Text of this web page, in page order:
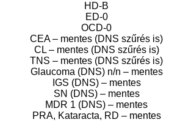
HD-B
ED-0
OCD-0
CEA – mentes (DNS szűrés is)
CL – mentes (DNS szűrés is)
TNS – mentes (DNS szűrés is)
Glaucoma (DNS) n/n – mentes
IGS (DNS) – mentes
SN (DNS) – mentes
MDR 1 (DNS) – mentes
PRA, Kataracta, RD – mentes